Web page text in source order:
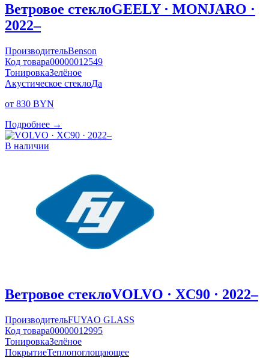
Ветровое стеклоGEELY · MONJARO ·
2022–
ПроизводительBenson
Код товара00000012549
ТонировкаЗелёное
Акустическое стеклоДа
от 830 BYN
Подробнее →
В наличии
Ветровое стеклоVOLVO · XC90 · 2022–
ПроизводительFUYAO GLASS
Код товара00000012995
ТонировкаЗелёное
ПокрытиеТеплопоглощающее